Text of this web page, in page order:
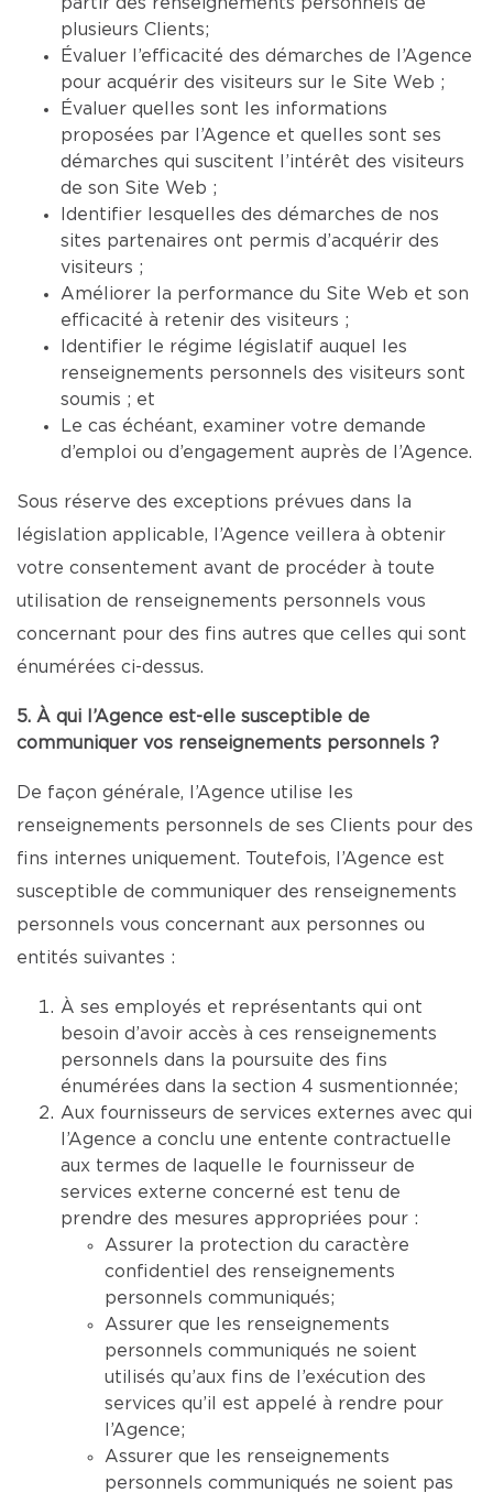
plusieurs Clients;
Évaluer l’efficacité des démarches de l’Agence
pour acquérir des visiteurs sur le Site Web ;
Évaluer quelles sont les informations
proposées par l’Agence et quelles sont ses
démarches qui suscitent l’intérêt des visiteurs
de son Site Web ;
Identifier lesquelles des démarches de nos
sites partenaires ont permis d’acquérir des
visiteurs ;
Améliorer la performance du Site Web et son
efficacité à retenir des visiteurs ;
Identifier le régime législatif auquel les
renseignements personnels des visiteurs sont
soumis ; et
Le cas échéant, examiner votre demande
d’emploi ou d’engagement auprès de l’Agence.
Sous réserve des exceptions prévues dans la
législation applicable, l’Agence veillera à obtenir
votre consentement avant de procéder à toute
utilisation de renseignements personnels vous
concernant pour des fins autres que celles qui sont
énumérées ci-dessus.
5. À qui l’Agence est-elle susceptible de
communiquer vos renseignements personnels ?
De façon générale, l’Agence utilise les
renseignements personnels de ses Clients pour des
fins internes uniquement. Toutefois, l’Agence est
susceptible de communiquer des renseignements
personnels vous concernant aux personnes ou
entités suivantes :
À ses employés et représentants qui ont
besoin d’avoir accès à ces renseignements
personnels dans la poursuite des fins
énumérées dans la section 4 susmentionnée;
Aux fournisseurs de services externes avec qui
l’Agence a conclu une entente contractuelle
aux termes de laquelle le fournisseur de
services externe concerné est tenu de
prendre des mesures appropriées pour :
Assurer la protection du caractère
confidentiel des renseignements
personnels communiqués;
Assurer que les renseignements
personnels communiqués ne soient
utilisés qu’aux fins de l’exécution des
services qu’il est appelé à rendre pour
l’Agence;
Assurer que les renseignements
personnels communiqués ne soient pas